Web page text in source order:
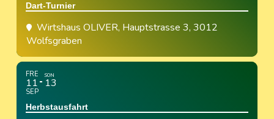
Dart-Turnier
Wirtshaus OLIVER, Hauptstrasse 3, 3012
Wolfsgraben
FRE
11
SEP
SON
13
Herbstausfahrt